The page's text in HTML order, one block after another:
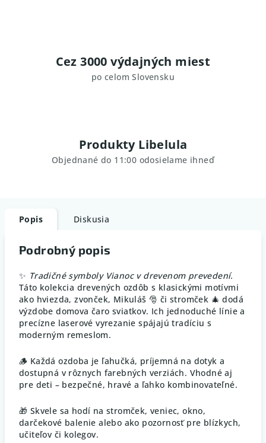
Cez 3000 výdajných miest
po celom Slovensku
Produkty Libelula
Objednané do 11:00 odosielame ihneď
Popis Diskusia
Podrobný popis
✨ Tradičné symboly Vianoc v drevenom prevedení.
Táto kolekcia drevených ozdôb s klasickými motívmi
ako hviezda, zvonček, Mikuláš 🎅 či stromček 🎄 dodá
výzdobe domova čaro sviatkov. Ich jednoduché línie a
precízne laserové vyrezanie spájajú tradíciu s
moderným remeslom.
🪵 Každá ozdoba je ľahučká, príjemná na dotyk a
dostupná v rôznych farebných verziách. Vhodné aj
pre deti – bezpečné, hravé a ľahko kombinovateľné.
🎁 Skvele sa hodí na stromček, veniec, okno,
darčekové balenie alebo ako pozornosť pre blízkych,
učiteľov či kolegov.